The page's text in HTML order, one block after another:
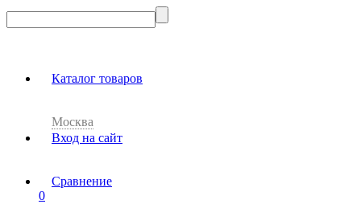
Каталог товаров
Москва
Вход на сайт
Сравнение
0